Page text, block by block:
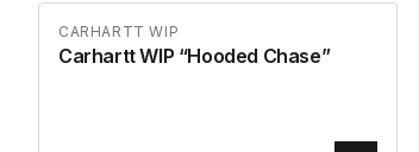
CARHARTT WIP
Carhartt WIP “Hooded Chase”